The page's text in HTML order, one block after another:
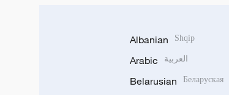
Albanian Shqip
Arabic العربية
Belarusian Беларуская